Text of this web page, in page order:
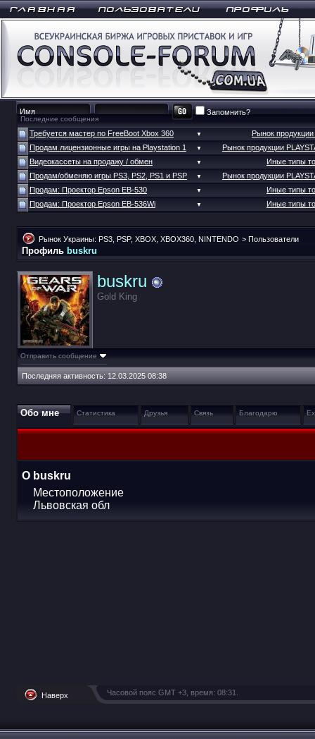
Запомнить?
Последние сообщения
Требуется мастер по FreeBoot Xbox 360 ▼
Рынок продукции
Продам лицензионные игры на Playstation 1
▼
Рынок продукции
Видеокассеты на продажу / обмен
▼
Иные типы
Продам/обменяю игры PS3, PS2, PS1 и PSP
▼
Рынок продукции
Продам: Проектор Epson EB-530
▼
Иные типы
Продам: Проектор Epson EB-536Wi
▼ Иные типы
Рынок Украины: PS3, PSP, XBOX, XBOX360, NINTENDO > Пользователи
Профиль buskru
buskru
Gold King
Отправить сообщение
Последняя активность: 12.03.2025 08:38
Обо мне Статистика Друзья Связь Благодарю
О buskru
Местоположение
Львовская обл
Наверх Часовой пояс GMT +3, время: 08:31